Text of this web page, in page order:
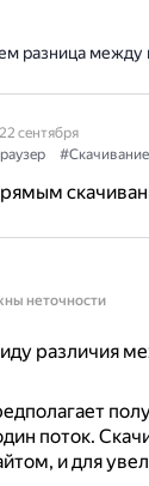
разница между
22 сентября
#Скачивание
неточности
различия
поток.
и для